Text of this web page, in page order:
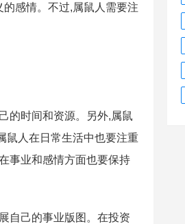
感情。不过,属鼠人需要注
的时间和资源。另外,属鼠
鼠人在日常生活中也要注重
事业和感情方面也要保持
自己的事业版图。在投资